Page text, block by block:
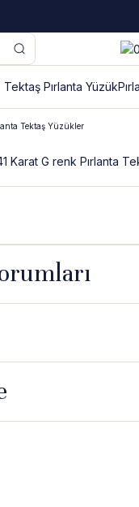
Tektaş Pırlanta Yüzük
Tektaş Yüzükler